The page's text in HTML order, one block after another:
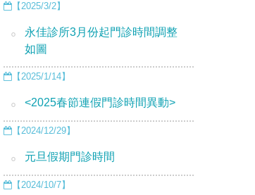
【2025/3/2】
永佳診所3月份起門診時間調整
如圖
【2025/1/14】
<2025春節連假門診時間異動>
【2024/12/29】
元旦假期門診時間
【2024/10/7】